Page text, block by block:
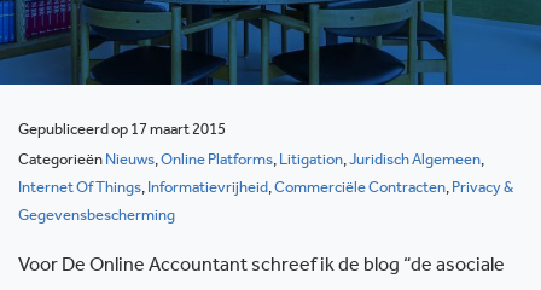
Gepubliceerd op 17 maart 2015
Categorieën Nieuws,Online Platforms, Litigation,Juridisch Algemeen,
Internet Of Things, Informatievrijheid,Commerciële Contracten, Privacy &
Gegevensbescherming
Voor De Online Accountant schreef ik de blog “de asociale